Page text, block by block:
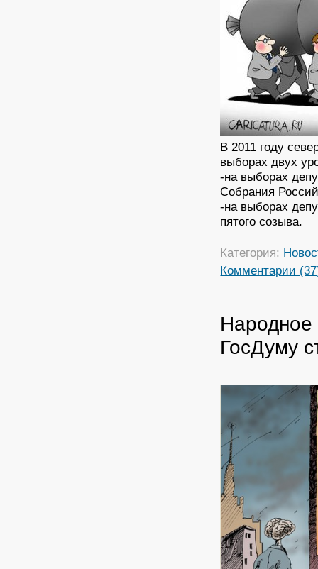
В 2011 году
выборах двух
-на выборах
Собрания
-на выборах
пятого созыва.
Категория:
Комментарии
Народное
ГосДуму